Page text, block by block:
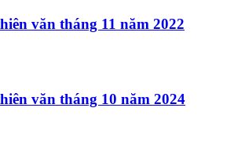
văn tháng 11 năm 2022
văn tháng 10 năm 2024